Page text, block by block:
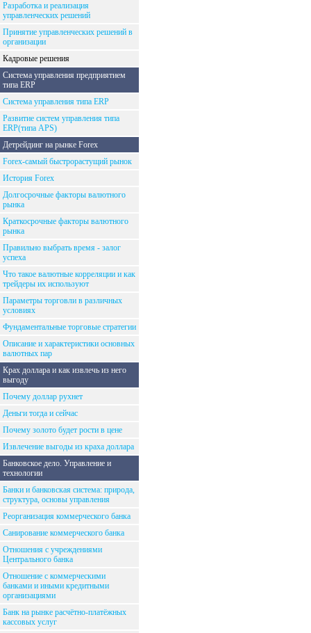
Разработка и реализация
управленческих решений
Принятие управленческих решений в
организации
Кадровые решения
Система управления предприятием
типа ERP
Система управления типа ERP
Развитие систем управления типа
ERP(типа APS)
Детрейдинг на рынке Forex
Forex-самый быстрорастущий рынок
История Forex
Долгосрочные факторы валютного
рынка
Краткосрочные факторы валютного
рынка
Правильно выбрать время - залог
успеха
Что такое валютные корреляции и как
трейдеры их используют
Параметры торговли в различных
условиях
Фундаментальные торговые стратегии
Описание и характеристики основных
валютных пар
Крах доллара и как извлечь из него
выгоду
Почему доллар рухнет
Деньги тогда и сейчас
Почему золото будет рости в цене
Извлечение выгоды из краха доллара
Банковское дело. Управление и
технологии
Банки и банковская система: природа,
структура, основы управления
Реорганизация коммерческого банка
Санирование коммерческого банка
Отношения с учреждениями
Центрального банка
Отношение с коммерческими
банками и иными кредитными
организациями
Банк на рынке расчётно-платёжных
кассовых услуг